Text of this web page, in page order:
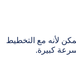
لأنه مع التخطيط
كبيرة.